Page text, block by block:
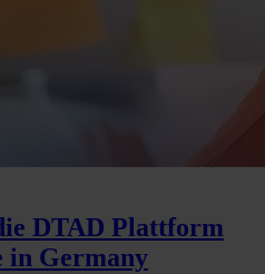
DTAD Plattform
in Germany